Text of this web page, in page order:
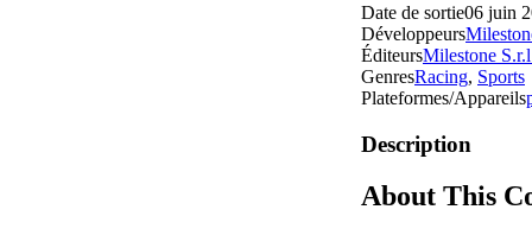
Date de sortie06 juin
Développeurs
ÉditeursMilestone
GenresRacing, Sports
Plateformes/Appareils
Description
About This